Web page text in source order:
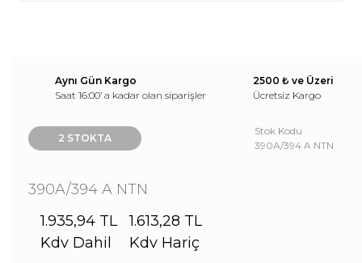
Aynı Gün Kargo
Saat 16:00’ a kadar olan siparişler
2500 ₺ ve Üzeri
Ücretsiz Kargo
2 STOKTA
Stok Kodu
390A/394 A NTN
390A/394 A NTN
1.935,94 TL
Kdv Dahil
1.613,28 TL
Kdv Hariç